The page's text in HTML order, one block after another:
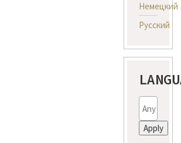
Немецкий
Русский
Apply